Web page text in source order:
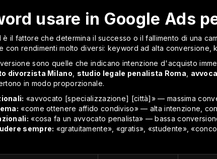
usare in Google Ads
il fattore che determina il successo o il fallimento di una
con rendimenti molto diversi: keyword ad alta
sono quelle che indicano intenzione d'acquisto
divorzista Milano, studio legale penalista Roma,
in modo proporzionale.
«avvocato [specializzazione] [città]» — massima
«come ottenere affido condiviso» — alta intenzione,
«cosa fa un avvocato penalista» — bassa
sempre: «gratuitamente», «gratis», «studente»,